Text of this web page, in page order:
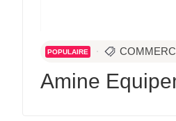
POPULAIRE
Amine